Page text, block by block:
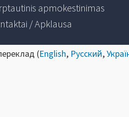
apmokestinimas
/ Apklausa
(English, Русский,